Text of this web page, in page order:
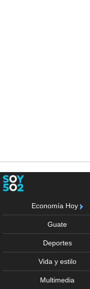
Economía Hoy
Guate
Deportes
Vida y estilo
Multimedia